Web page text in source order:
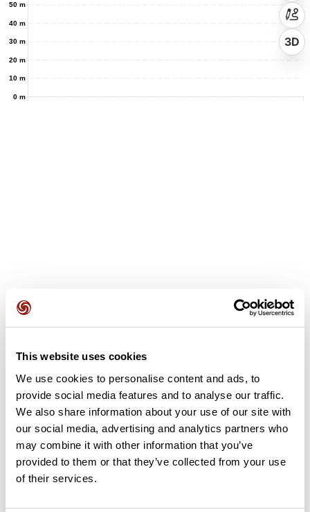
This website uses cookies
We use cookies to personalise content and ads, to
provide social media features and to analyse our traffic.
We also share information about your use of our site with
our social media, advertising and analytics partners who
may combine it with other information that you’ve
provided to them or that they’ve collected from your use
of their services.
0 m
10 m
20 m
30 m
40 m
50 m
3D
Ajouter un avis
Découvrez ce parcours de vélo de 75,7 km à proximité de